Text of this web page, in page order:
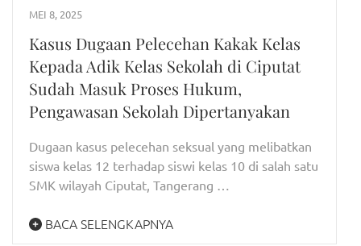
MEI 8, 2025
Kasus Dugaan Pelecehan Kakak Kelas
Kepada Adik Kelas Sekolah di Ciputat
Sudah Masuk Proses Hukum,
Pengawasan Sekolah Dipertanyakan
Dugaan kasus pelecehan seksual yang melibatkan
siswa kelas 12 terhadap siswi kelas 10 di salah satu
SMK wilayah Ciputat, Tangerang …
BACA SELENGKAPNYA